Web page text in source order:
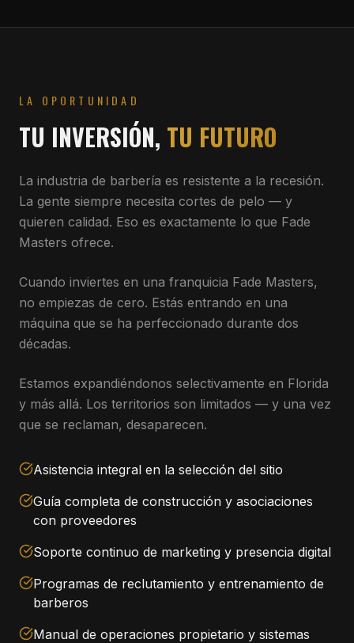
LA OPORTUNIDAD
TU INVERSIÓN, TU FUTURO
La industria de barbería es resistente a la recesión.
La gente siempre necesita cortes de pelo — y
quieren calidad. Eso es exactamente lo que Fade
Masters ofrece.
Cuando inviertes en una franquicia Fade Masters,
no empiezas de cero. Estás entrando en una
máquina que se ha perfeccionado durante dos
décadas.
Estamos expandiéndonos selectivamente en Florida
y más allá. Los territorios son limitados — y una vez
que se reclaman, desaparecen.
Asistencia integral en la selección del sitio
Guía completa de construcción y asociaciones
con proveedores
Soporte continuo de marketing y presencia digital
Programas de reclutamiento y entrenamiento de
barberos
Manual de operaciones propietario y sistemas